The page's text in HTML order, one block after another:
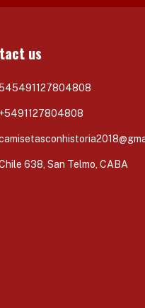
us
+5491127804808
638, San Telmo, CABA